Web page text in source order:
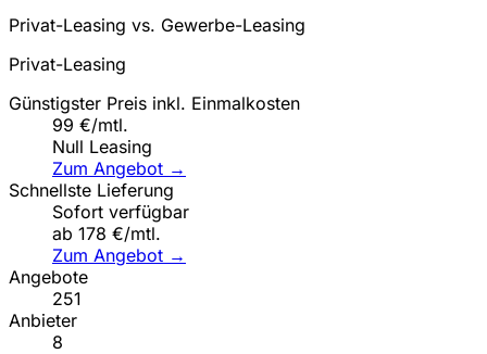
Privat-Leasing vs. Gewerbe-Leasing
Privat-Leasing
Günstigster Preis inkl. Einmalkosten
99 €/mtl.
Null Leasing
Zum Angebot →
Schnellste Lieferung
Sofort verfügbar
ab 178 €/mtl.
Zum Angebot →
Angebote
251
Anbieter
8